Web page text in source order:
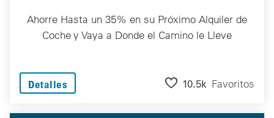
Ahorre Hasta un 35% en su Próximo Alquiler de
Coche y Vaya a Donde el Camino le Lleve
Detalles 10.5k Favoritos